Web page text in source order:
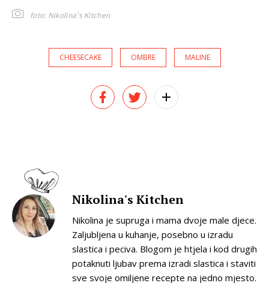
foto: Nikolina's Kitchen
CHEESECAKE OMBRE MALINE
Nikolina's Kitchen
Nikolina je supruga i mama dvoje male djece.
Zaljubljena u kuhanje, posebno u izradu
slastica i peciva. Blogom je htjela i kod drugih
potaknuti ljubav prema izradi slastica i staviti
sve svoje omiljene recepte na jedno mjesto.